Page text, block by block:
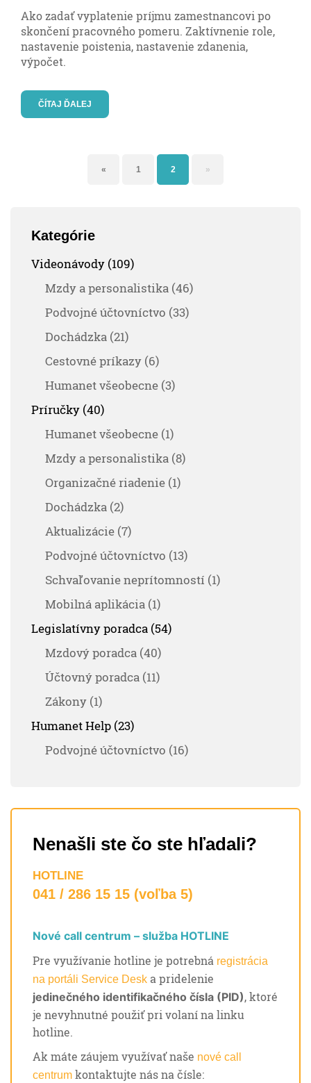
Ako zadať vyplatenie príjmu zamestnancovi po
skončení pracovného pomeru. Zaktívnenie role,
nastavenie poistenia, nastavenie zdanenia,
výpočet.
ČÍTAJ ĎALEJ
« 1 2 »
Kategórie
Videonávody (109)
Mzdy a personalistika (46)
Podvojné účtovníctvo (33)
Dochádzka (21)
Cestovné príkazy (6)
Humanet všeobecne (3)
Príručky (40)
Humanet všeobecne (1)
Mzdy a personalistika (8)
Organizačné riadenie (1)
Dochádzka (2)
Aktualizácie (7)
Podvojné účtovníctvo (13)
Schvaľovanie neprítomností (1)
Mobilná aplikácia (1)
Legislatívny poradca (54)
Mzdový poradca (40)
Účtovný poradca (11)
Zákony (1)
Humanet Help (23)
Podvojné účtovníctvo (16)
Nenašli ste čo ste hľadali?
HOTLINE
041 / 286 15 15 (voľba 5)
Nové call centrum – služba HOTLINE
Pre využívanie hotline je potrebná registrácia
na portáli Service Desk a pridelenie
jedinečného identifikačného čísla (PID), ktoré
je nevyhnutné použiť pri volaní na linku
hotline.
Ak máte záujem využívať naše nové call
centrum kontaktujte nás na čísle: